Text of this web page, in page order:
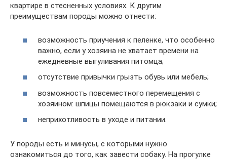
квартире в стесненных условиях. К другим
преимуществам породы можно отнести:
возможность приучения к пеленке, что особенно
важно, если у хозяина не хватает времени на
ежедневные выгуливания питомца;
отсутствие привычки грызть обувь или мебель;
возможность повсеместного перемещения с
хозяином: шпицы помещаются в рюкзаки и сумки;
неприхотливость в уходе и питании.
У породы есть и минусы, с которыми нужно
ознакомиться до того, как завести собаку. На прогулке